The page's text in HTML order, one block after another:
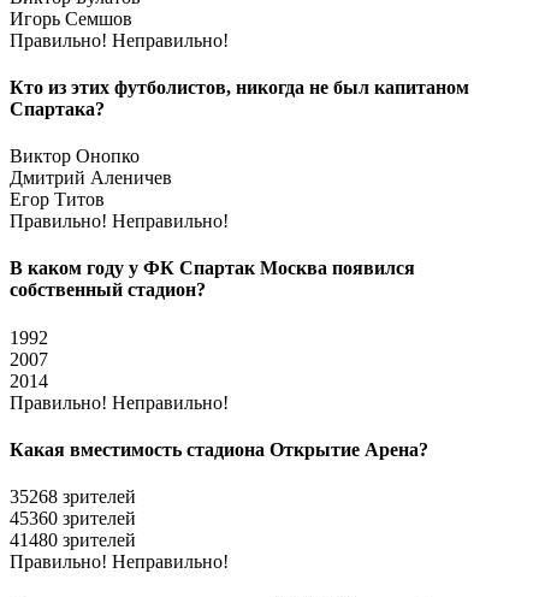
Игорь Семшов
Правильно! Неправильно!
Кто из этих футболистов, никогда не был капитаном
Спартака?
Виктор Онопко
Дмитрий Аленичев
Егор Титов
Правильно! Неправильно!
В каком году у ФК Спартак Москва появился
собственный стадион?
1992
2007
2014
Правильно! Неправильно!
Какая вместимость стадиона Открытие Арена?
35268 зрителей
45360 зрителей
41480 зрителей
Правильно! Неправильно!